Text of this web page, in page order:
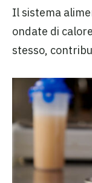
Il sistema
ondate di
stesso,